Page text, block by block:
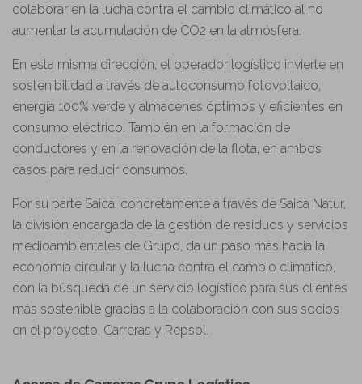
colaborar en la lucha contra el cambio climático al no
aumentar la acumulación de CO2 en la atmósfera.
En esta misma dirección, el operador logístico invierte en
sostenibilidad a través de autoconsumo fotovoltaico,
energía 100% verde y almacenes óptimos y eficientes en
consumo eléctrico. También en la formación de
conductores y en la renovación de la flota, en ambos
casos para reducir consumos.
Por su parte Saica, concretamente a través de Saica Natur,
la división encargada de la gestión de residuos y servicios
medioambientales de Grupo, da un paso más hacia la
economía circular y la lucha contra el cambio climático,
con la búsqueda de un servicio logístico para sus clientes
más sostenible gracias a la colaboración con sus socios
en el proyecto, Carreras y Repsol.